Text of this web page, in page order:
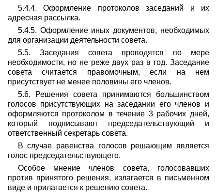
5.4.4. Оформление протоколов заседаний и их
адресная рассылка.
5.4.5. Оформление иных документов, необходимых
для организации деятельности совета.
5.5. Заседания совета проводятся по мере
необходимости, но не реже двух раз в год. Заседание
совета считается правомочным, если на нем
присутствует не менее половины его членов.
5.6. Решения совета принимаются большинством
голосов присутствующих на заседании его членов и
оформляются протоколом в течение 3 рабочих дней,
который подписывают председательствующий и
ответственный секретарь совета.
В случае равенства голосов решающим является
голос председательствующего.
Особое мнение членов совета, голосовавших
против принятого решения, излагается в письменном
виде и прилагается к решению совета.